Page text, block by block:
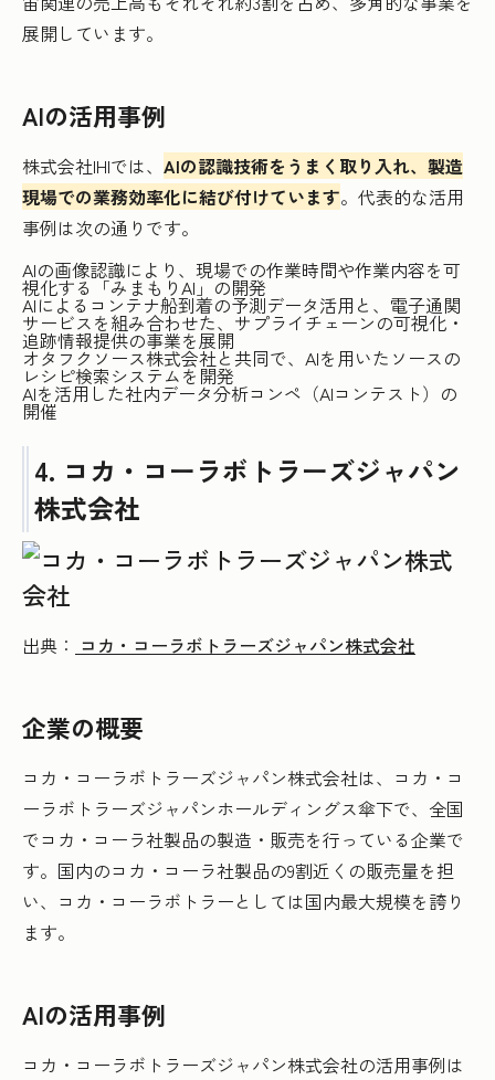
展開しています。
AIの活用事例
株式会社IHIでは、 AIの認識技術をうまく取り入れ、製造
現場での業務効率化に結び付けています。代表的な活用
事例は次の通りです。
AIの画像認識により、現場での作業時間や作業内容を可
視化する「みまもりAI」の開発
AIによるコンテナ船到着の予測データ活用と、電子通関
サービスを組み合わせた、サプライチェーンの可視化・
追跡情報提供の事業を展開
オタフクソース株式会社と共同で、AIを用いたソースの
レシピ検索システムを開発
AIを活用した社内データ分析コンペ（AIコンテスト）の
開催
4. コカ・コーラボトラーズジャパン
株式会社
出典： コカ・コーラボトラーズジャパン株式会社
企業の概要
コカ・コーラボトラーズジャパン株式会社は、コカ・コ
ーラボトラーズジャパンホールディングス傘下で、全国
でコカ・コーラ社製品の製造・販売を行っている企業で
す。国内のコカ・コーラ社製品の9割近くの販売量を担
い、コカ・コーラボトラーとしては国内最大規模を誇り
ます。
AIの活用事例
コカ・コーラボトラーズジャパン株式会社の活用事例は